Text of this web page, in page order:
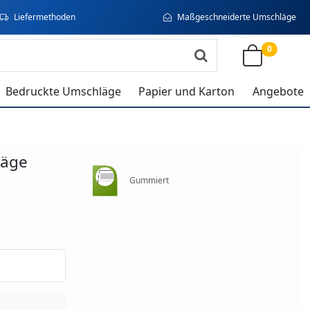
Liefermethoden Maßgeschneiderte Umschläge
0
Bedruckte Umschläge Papier und Karton Angebote
Gummiert